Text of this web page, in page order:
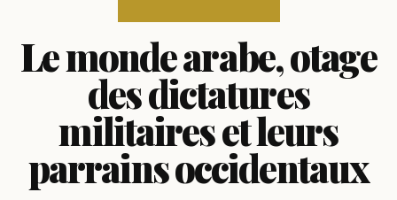
Le monde arabe, otage
des dictatures
militaires et leurs
parrains occidentaux